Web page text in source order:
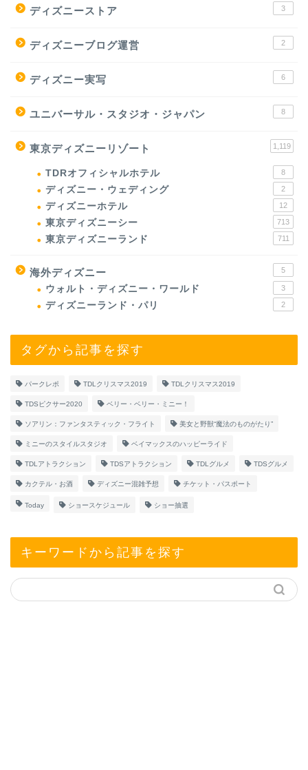
ディズニーストア 3
ディズニーブログ運営 2
ディズニー実写 6
ユニバーサル・スタジオ・ジャパン 8
東京ディズニーリゾート 1,119
TDRオフィシャルホテル 8
ディズニー・ウェディング 2
ディズニーホテル 12
東京ディズニーシー 713
東京ディズニーランド 711
海外ディズニー 5
ウォルト・ディズニー・ワールド 3
ディズニーランド・パリ 2
タグから記事を探す
パークレポ TDLクリスマス2019 TDLクリスマス2019
TDSピクサー2020 ベリー・ベリー・ミニー！
ソアリン：ファンタスティック・フライト 美女と野獣“魔法のものがたり”
ミニーのスタイルスタジオ ベイマックスのハッピーライド
TDLアトラクション TDSアトラクション TDLグルメ TDSグルメ
カクテル・お酒 ディズニー混雑予想 チケット・パスポート
Today ショースケジュール ショー抽選
キーワードから記事を探す